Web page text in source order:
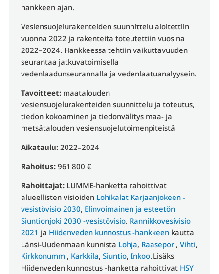
hankkeen ajan.
Vesiensuojelurakenteiden suunnittelu aloitettiin
vuonna 2022 ja rakenteita toteutettiin vuosina
2022–2024. Hankkeessa tehtiin vaikuttavuuden
seurantaa jatkuvatoimisella
vedenlaadunseurannalla ja vedenlaatuanalyysein.
Tavoitteet:maatalouden
vesiensuojelurakenteiden suunnittelu ja toteutus,
tiedon kokoaminen ja tiedonvälitys maa- ja
metsätalouden vesiensuojelutoimenpiteistä
Aikataulu:2022–2024
Rahoitus: 961 800 €
Rahoittajat: LUMME-hanketta rahoittivat
alueellisten visioiden Lohikalat Karjaanjokeen -
vesistövisio 2030, Elinvoimainen ja esteetön
Siuntionjoki 2030 -vesistövisio, Rannikkovesivisio
2021 ja Hiidenveden kunnostus -hankkeenkautta
Länsi-Uudenmaan kunnista Lohja, Raasepori, Vihti,
Kirkkonummi, Karkkila, Siuntio, Inkoo. Lisäksi
Hiidenveden kunnostus -hanketta rahoittivat HSY